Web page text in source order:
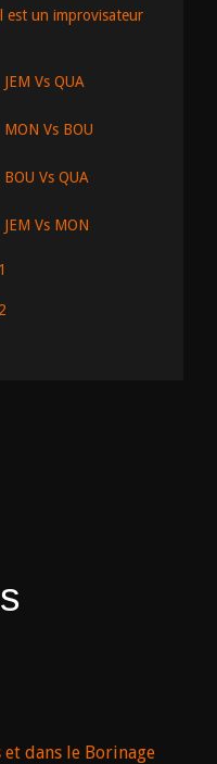
est un improvisateur
JEM Vs QUA
MON Vs BOU
BOU Vs QUA
JEM Vs MON
dans le Borinage